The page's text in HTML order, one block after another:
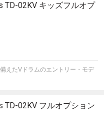
TD-02KV キッズフルオプ
えたVドラムのエントリー・モデ
TD-02KV フルオプション